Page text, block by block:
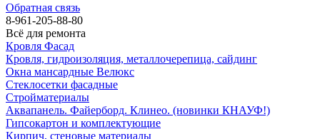
Обратная связь
8-961-205-88-80
Всё для ремонта
Кровля Фасад
Кровля, гидроизоляция, металлочерепица, сайдинг
Окна мансардные Велюкс
Стеклосетки фасадные
Стройматериалы
Аквапанель. Файерборд. Клинео. (новинки КНАУФ!)
Гипсокартон и комплектующие
Кирпич, стеновые материалы